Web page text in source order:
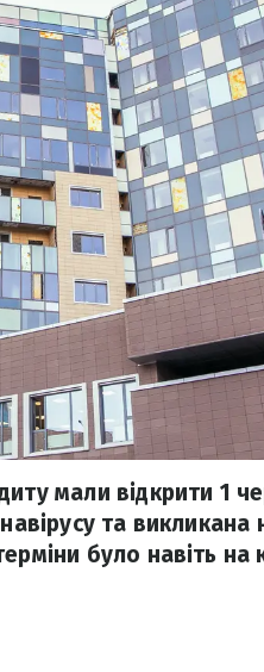
мали відкрити 1
та
було навіть на